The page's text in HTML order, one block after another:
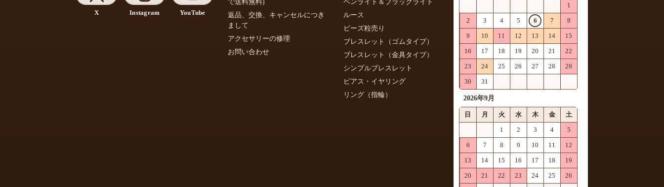
X Instagram YouTube
で送料無料)
返品、交換、キャンセルにつき
まして
アクセサリーの修理
お問い合わせ
ペンライト＆ブラックライト
ルース
ビーズ粒売り
ブレスレット（ゴムタイプ）
ブレスレット（金具タイプ）
シンプルブレスレット
ピアス・イヤリング
リング（指輪）
1
2 3 4 5 6 7 8
9 10 11 12 13 14 15
16 17 18 19 20 21 22
23 24 25 26 27 28 29
30 31
2026年9月
日 月 火 水 木 金 土
1 2 3 4 5
6 7 8 9 10 11 12
13 14 15 16 17 18 19
20 21 22 23 24 25 26